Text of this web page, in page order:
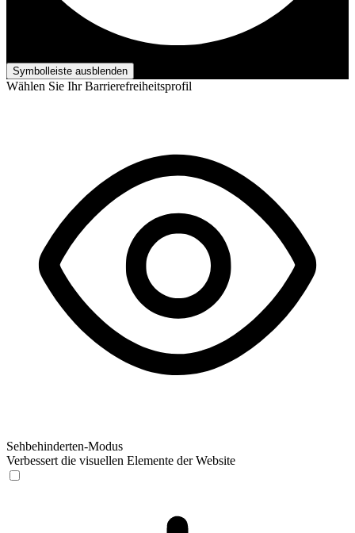
Symbolleiste ausblenden
Wählen Sie Ihr Barrierefreiheitsprofil
Sehbehinderten-Modus
Verbessert die visuellen Elemente der Website